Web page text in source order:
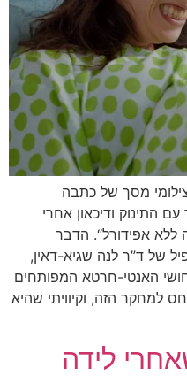
מסך של כתבה
התינוק ודיכאון אחרי
אפידורל“. הדבר
של ד”ר לנה שגיא-דאין,
האנטי-חרטא המפותחים
למחקר הזה, וקיוויתי שהיא
לידה